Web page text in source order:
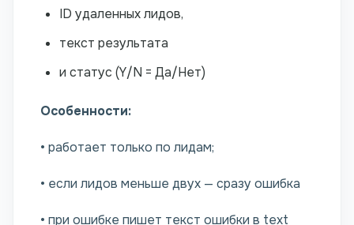
ID удаленных лидов,
текст результата
и статус (Y/N = Да/Нет)
Особенности:
• работает только по лидам;
• если лидов меньше двух — сразу ошибка
• при ошибке пишет текст ошибки в text